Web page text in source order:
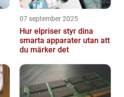
07 september 2025
Hur elpriser styr dina
smarta apparater utan att
du märker det